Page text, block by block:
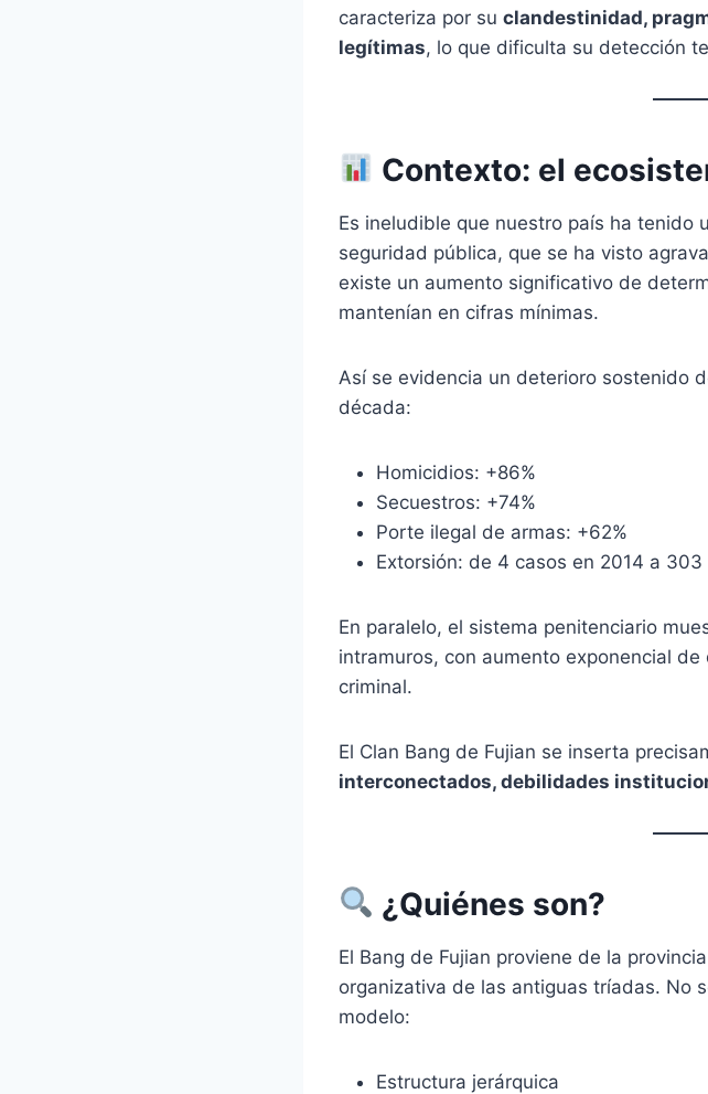
caracteriza por su clandestinidad,
legítimas, lo que dificulta su detección
Contexto: el
Es ineludible que nuestro país ha tenido
seguridad pública, que se ha visto
existe un aumento significativo de
mantenían en cifras mínimas.
Así se evidencia un deterioro sostenido
década:
Homicidios: +86%
Secuestros: +74%
Porte ilegal de armas: +62%
Extorsión: de 4 casos en 2014 a 303
En paralelo, el sistema penitenciario
intramuros, con aumento exponencial
criminal.
El Clan Bang de Fujian se inserta
interconectados, debilidades
¿Quiénes son?
El Bang de Fujian proviene de la
organizativa de las antiguas tríadas. No
modelo:
Estructura jerárquica